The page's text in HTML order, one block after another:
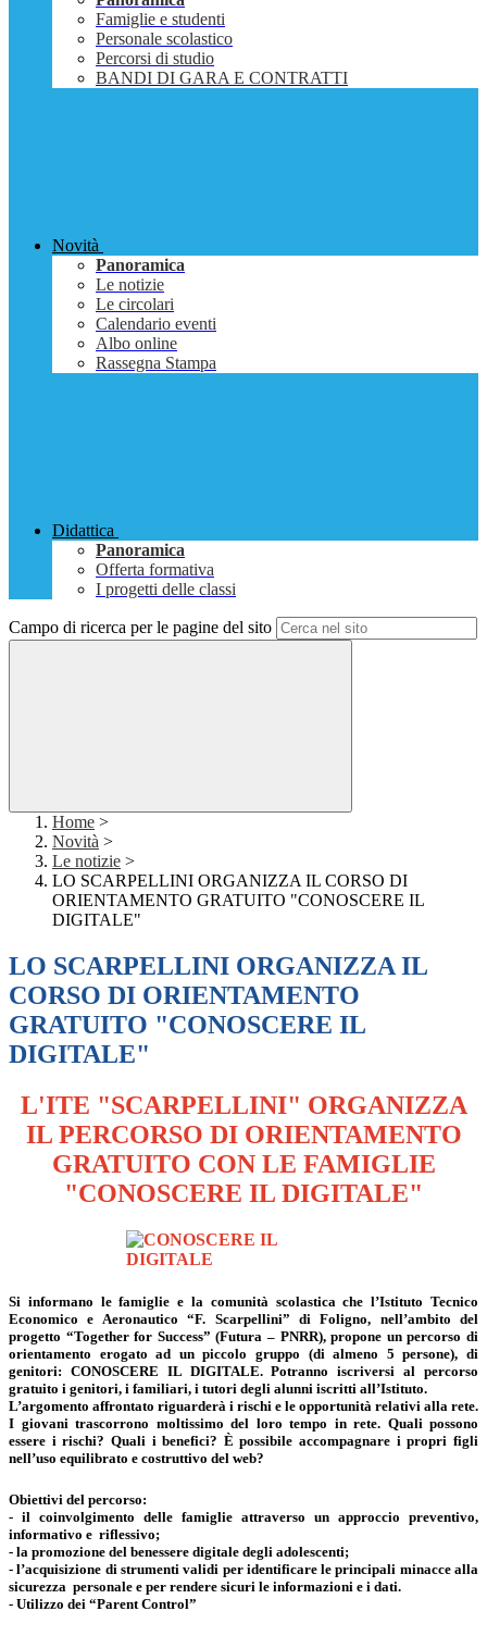
Famiglie e studenti
Personale scolastico
Percorsi di studio
BANDI DI GARA E CONTRATTI
Novità
Panoramica
Le notizie
Le circolari
Calendario eventi
Albo online
Rassegna Stampa
Didattica
Panoramica
Offerta formativa
I progetti delle classi
Campo di ricerca per le pagine del sito
Home >
Novità >
Le notizie >
LO SCARPELLINI ORGANIZZA IL CORSO DI
ORIENTAMENTO GRATUITO "CONOSCERE IL
DIGITALE"
LO SCARPELLINI ORGANIZZA IL
CORSO DI ORIENTAMENTO
GRATUITO "CONOSCERE IL
DIGITALE"
L'ITE "SCARPELLINI" ORGANIZZA
IL PERCORSO DI ORIENTAMENTO
GRATUITO CON LE FAMIGLIE
"CONOSCERE IL DIGITALE"
Si informano le famiglie e la comunità scolastica che l’Istituto Tecnico
Economico e Aeronautico “F. Scarpellini” di Foligno, nell’ambito del
progetto “Together for Success” (Futura – PNRR), propone un percorso di
orientamento erogato ad un piccolo gruppo (di almeno 5 persone), di
genitori: CONOSCERE IL DIGITALE. Potranno iscriversi al percorso
gratuito i genitori, i familiari, i tutori degli alunni iscritti all’Istituto.
L’argomento affrontato riguarderà i rischi e le opportunità relativi alla rete.
I giovani trascorrono moltissimo del loro tempo in rete. Quali possono
essere i rischi? Quali i benefici? È possibile accompagnare i propri figli
nell’uso equilibrato e costruttivo del web?
Obiettivi del percorso:
- il coinvolgimento delle famiglie attraverso un approccio preventivo,
informativo e riflessivo;
- la promozione del benessere digitale degli adolescenti;
- l’acquisizione di strumenti validi per identificare le principali minacce alla
sicurezza personale e per rendere sicuri le informazioni e i dati.
- Utilizzo dei “Parent Control”